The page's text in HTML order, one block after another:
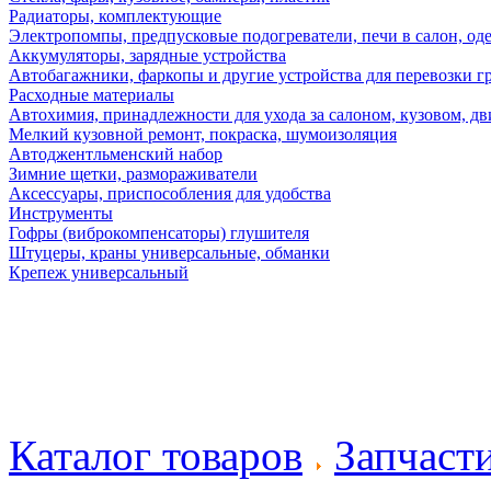
Радиаторы, комплектующие
Электропомпы, предпусковые подогреватели, печи в салон,
Аккумуляторы, зарядные устройства
Автобагажники, фаркопы и другие устройства для перевозки
Расходные материалы
Автохимия, принадлежности для ухода за салоном, кузовом,
Мелкий кузовной ремонт, покраска, шумоизоляция
Автоджентльменский набор
Зимние щетки, размораживатели
Аксессуары, приспособления для удобства
Инструменты
Гофры (виброкомпенсаторы) глушителя
Штуцеры, краны универсальные, обманки
Крепеж универсальный
Каталог товаров